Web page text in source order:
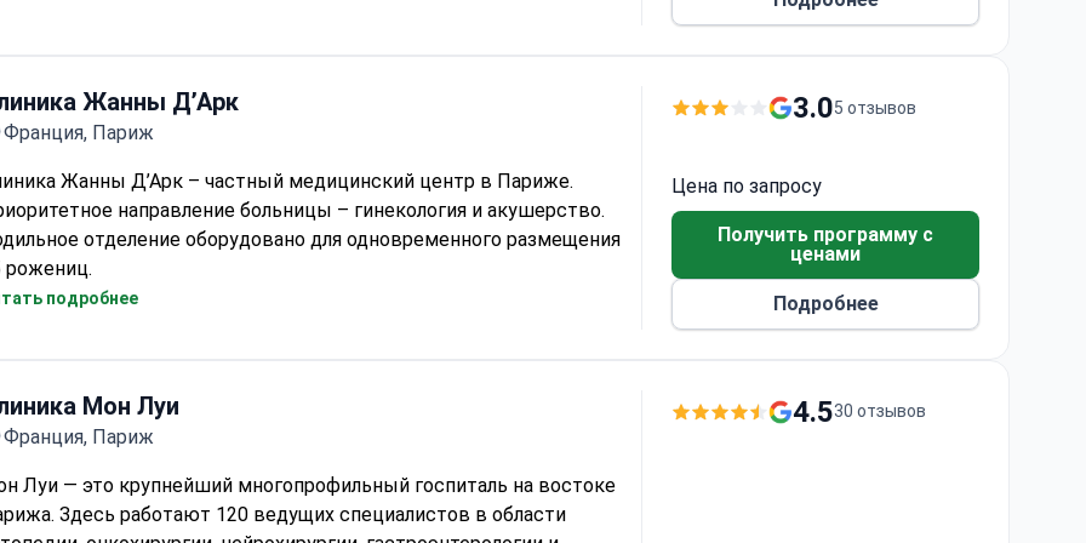
Жанны Д’Арк
Франция, Париж
Жанны Д’Арк – частный медицинский центр в Париже.
направление больницы – гинекология и акушерство.
отделение оборудовано для одновременного размещения
рожениц.
сертифицирована государственным органом
подробнее
3.05 отзывов
Цена по запросу
Получить программу с
ценами
Подробнее
Мон Луи
Франция, Париж
Луи — это крупнейший многопрофильный госпиталь на востоке
Здесь работают 120 ведущих специалистов в области
4.530 отзывов